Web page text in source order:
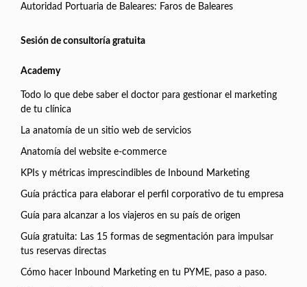
Autoridad Portuaria de Baleares: Faros de Baleares
Sesión de consultoría gratuita
Academy
Todo lo que debe saber el doctor para gestionar el marketing
de tu clínica
La anatomía de un sitio web de servicios
Anatomía del website e-commerce
KPIs y métricas imprescindibles de Inbound Marketing
Guía práctica para elaborar el perfil corporativo de tu empresa
Guía para alcanzar a los viajeros en su país de origen
Guía gratuita: Las 15 formas de segmentación para impulsar
tus reservas directas
Cómo hacer Inbound Marketing en tu PYME, paso a paso.